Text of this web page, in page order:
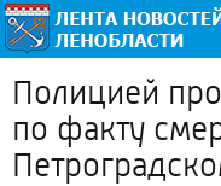
Полицией
по факту